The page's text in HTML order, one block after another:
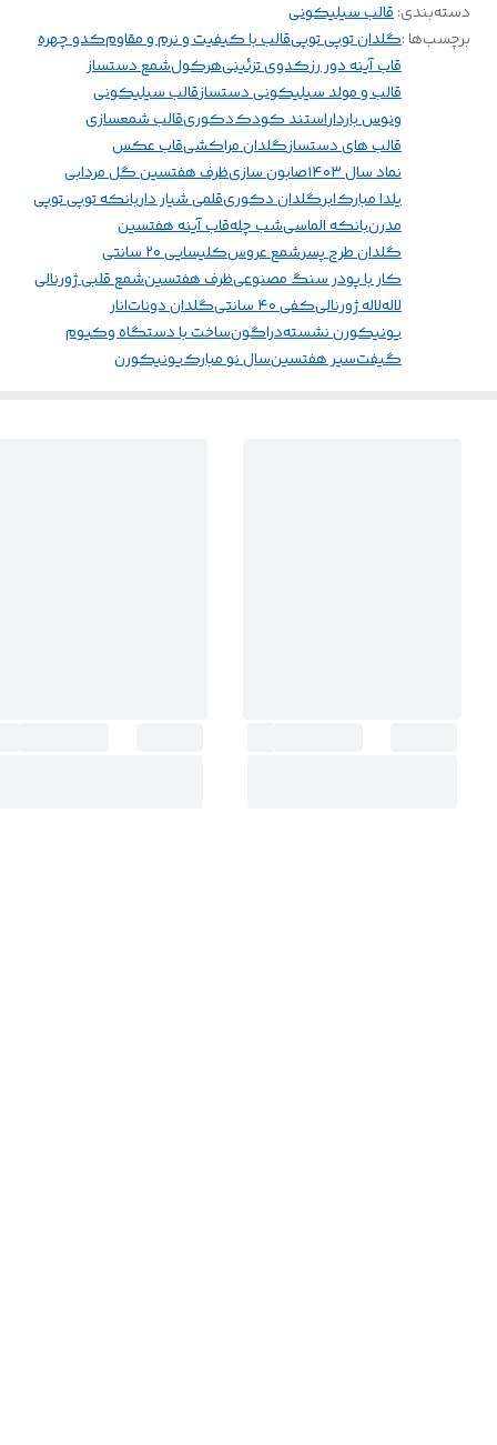
دسته‌بندی:قالب سیلیکونی
برچسب‌ها :گلدان توپی توپیقالب با کیفیت و نرم و مقاومکدو چهره
قاب آینه دور رزکدوی تزئینیهرکولشمع دستساز
قالب و مولد سیلیکونی دستسازقالب سیلیکونی
ونوس بارداراستند کودکدکوریقالب شمعسازی
قالب های دستسازگلدان مراکشیقاب عکس
نماد سال ۱۴۰۳
صابون سازیظرف هفتسین گل مردابی
یلدا مبارکابرگلدان دکوریقلمی شیار داربانکه توپی توپی
مدرنبانکه الماسیشب چلهقاب آینه هفتسین
گلدان طرح پسرشمع عروسکلیسایی ۲۰ سانتی
کار با پودر سنگ مصنوعیظرف هفتسینشمع قلبی ژورنالی
لالهلاله ژورنالیکفی ۴۰ سانتی گلدان دوناتانار
یونیکورن نشستهدراگونساخت با دستگاه وکیوم
گیفتسیر هفتسینسال نو مبارکیونیکورن